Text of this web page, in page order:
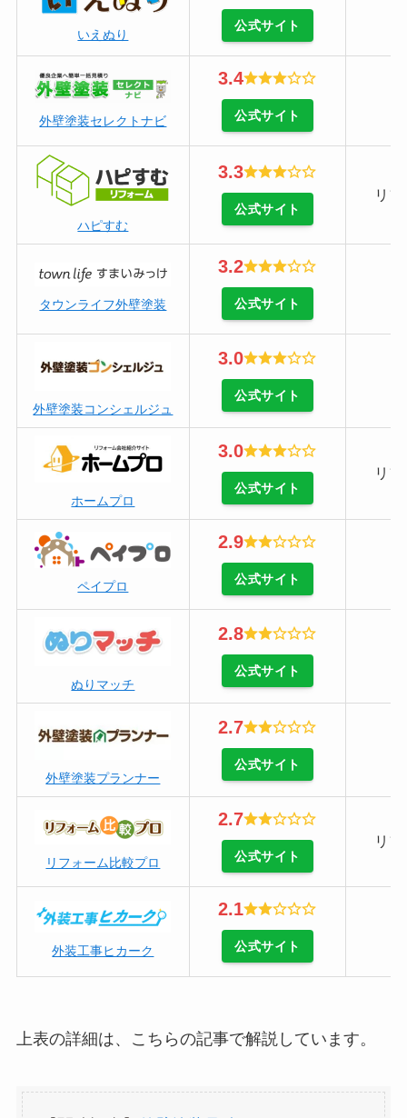
いえぬり
公式サイト
外壁塗装セレクトナビ
3.4
公式サイト
ハピすむ
3.3
公式サイト
リ
タウンライフ外壁塗装
3.2
公式サイト
外壁塗装コンシェルジュ
3.0
公式サイト
ホームプロ
3.0
公式サイト
リ
ペイプロ
2.9
公式サイト
ぬりマッチ
2.8
公式サイト
外壁塗装プランナー
2.7
公式サイト
リフォーム比較プロ
2.7
公式サイト
リ
外装工事ヒカーク
2.1
公式サイト
上表の詳細は、こちらの記事で解説しています。